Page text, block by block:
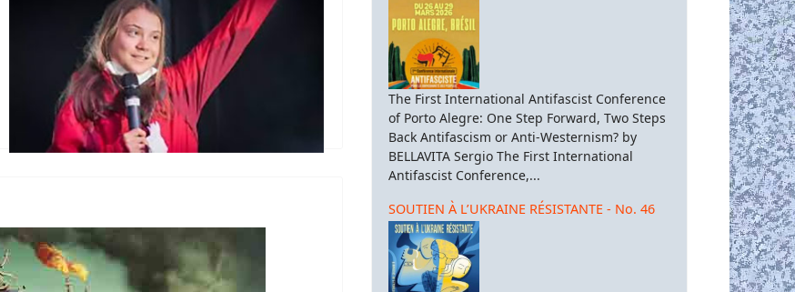
The First International Antifascist Conference
of Porto Alegre: One Step Forward, Two Steps
Back Antifascism or Anti-Westernism? by
BELLAVITA Sergio The First International
Antifascist Conference,...
SOUTIEN À L’UKRAINE RÉSISTANTE - No. 46